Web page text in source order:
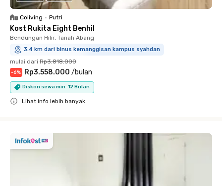
Coliving • Putri
Kost Rukita Eight Benhil
Bendungan Hilir, Tanah Abang
3.4 km dari binus kemanggisan kampus syahdan
mulai dari Rp3.818.000
-6% Rp3.558.000 /bulan
Diskon sewa min. 12 Bulan
Lihat info lebih banyak